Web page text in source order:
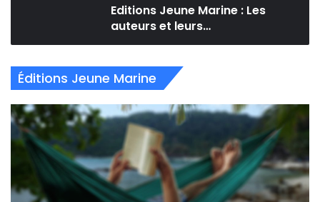
Editions Jeune Marine : Les
auteurs et leurs…
Éditions Jeune Marine